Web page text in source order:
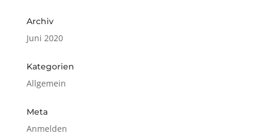
Archiv
Juni 2020
Kategorien
Allgemein
Meta
Anmelden